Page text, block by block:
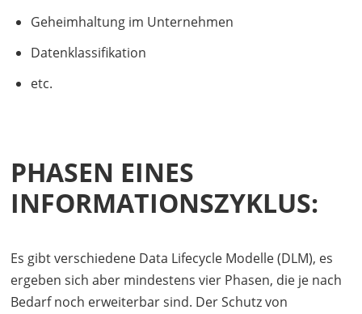
Geheimhaltung im Unternehmen
Datenklassifikation
etc.
PHASEN EINES
INFORMATIONSZYKLUS:
Es gibt verschiedene Data Lifecycle Modelle (DLM), es
ergeben sich aber mindestens vier Phasen, die je nach
Bedarf noch erweiterbar sind. Der Schutz von